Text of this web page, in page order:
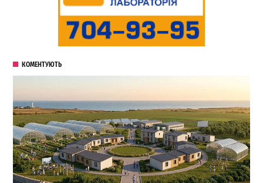
КОМЕНТУЮТЬ